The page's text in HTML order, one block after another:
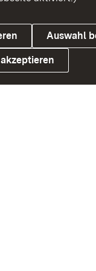
Auswahl